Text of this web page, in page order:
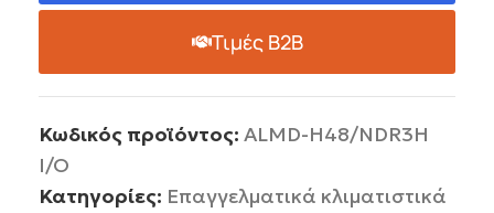
Τιμές B2B
Κωδικός προϊόντος: ALMD-H48/NDR3H
I/O
Κατηγορίες: Επαγγελματικά κλιματιστικά